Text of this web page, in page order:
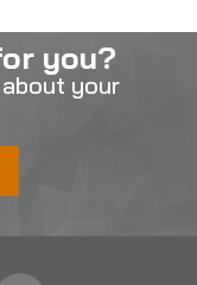
you?
your